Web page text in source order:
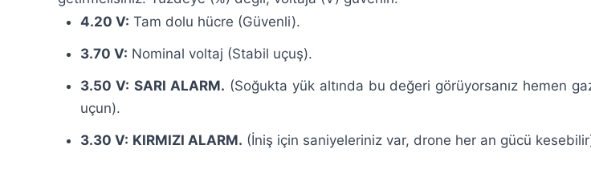
4.20 V: Tam dolu hücre (Güvenli).
3.70 V: Nominal voltaj (Stabil uçuş).
3.50 V: SARI ALARM. (Soğukta yük altında bu değeri görüyorsanız hemen
uçun).
3.30 V: KIRMIZI ALARM. (İniş için saniyeleriniz var, drone her an gücü